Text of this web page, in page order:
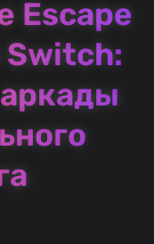
Escape
Switch: